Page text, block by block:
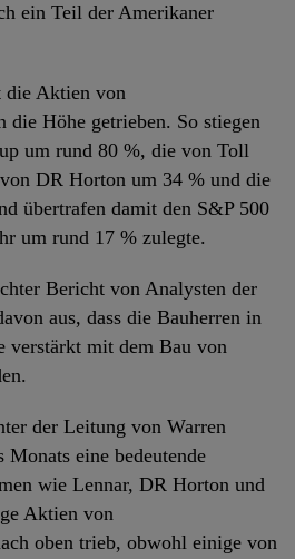
ein Teil der Amerikaner
die Aktien von
die Höhe getrieben. So stiegen
um rund 80 %, die von Toll
DR Horton um 34 % und die
übertrafen damit den S&P 500
um rund 17 % zulegte.
Bericht von Analysten der
aus, dass die Bauherren in
verstärkt mit dem Bau von
der Leitung von Warren
eine bedeutende
wie Lennar, DR Horton und
Aktien von
oben trieb, obwohl einige von